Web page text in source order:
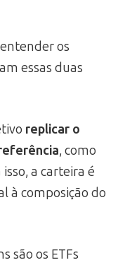
os
essas duas
replicar o
, como
isso, a carteira é
à composição do
são os ETFs